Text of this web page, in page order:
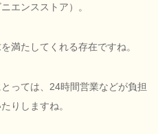
エンスストア）。
満たしてくれる存在ですね。
っては、24時間営業などが負担
りしますね。